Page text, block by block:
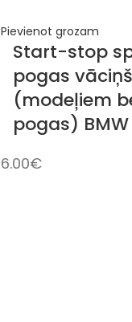
Pievienot grozam
Start-stop
pogas vāciņš
(modeļiem
pogas)
6.00€